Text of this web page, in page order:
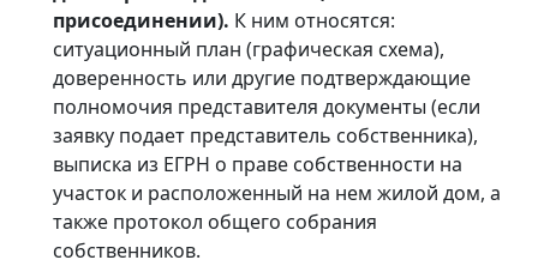
присоединении). К ним относятся:
ситуационный план (графическая схема),
доверенность или другие подтверждающие
полномочия представителя документы (если
заявку подает представитель собственника),
выписка из ЕГРН о праве собственности на
участок и расположенный на нем жилой дом, а
также протокол общего собрания
собственников.